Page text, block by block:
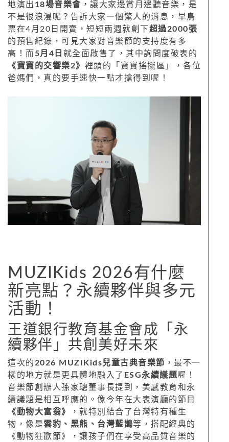
地演出 18場音樂會 ，讓大家邊賞月邊聽音樂，是
不是很浪漫呢？告訴大家一個驚人的消息，早鳥
票在4月20日開賣，短短兩週就創下 超過2000張
的預售紀錄，可見大家對音樂節的支持度有多
高！而 5月4日 就全面啟售了，其中詢問度破表的
《寶寶的交響樂2》 裡頭的「寶寶搖擺區」，各位
爸媽們，真的要手速快一點才搶得到喔！
MUZIKids 2026有什麼
新亮點？永續夥伴與多元
活動！
王道銀行教育基金會成「永
續夥伴」共創美好未來
這次的 2026 MUZIKids兒童古典音樂節 ，最不一
樣的地方就是更具體地融入了 ESG永續議題喔！
音樂節創辦人孫家璁董事長提到，美感教育和永
續議題是相互呼應的。像今年在大表演廳的節目
《動物大富翁》
，就特別結合了台灣特有種生
物，像是雲豹、黑熊、台灣藍鵲等，搭配經典的
《動物狂歡節》，讓孩子們在享受高品質音樂的